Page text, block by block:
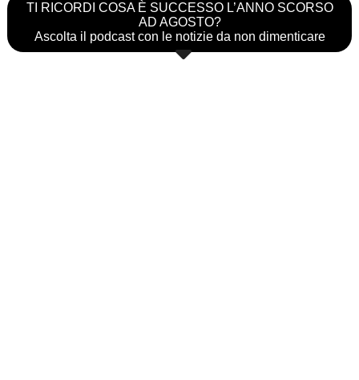
TI RICORDI COSA È SUCCESSO L’ANNO SCORSO
AD AGOSTO?
Ascolta il podcast con le notizie da non dimenticare